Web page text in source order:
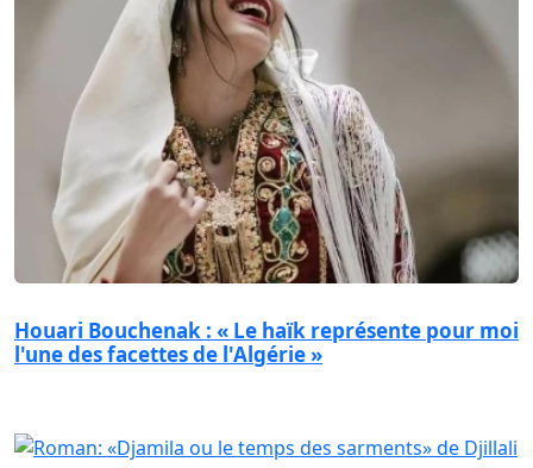
Houari Bouchenak : « Le haïk représente pour moi
l'une des facettes de l'Algérie »